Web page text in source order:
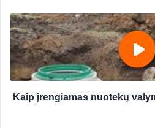
Kaip įrengiamas nuotekų